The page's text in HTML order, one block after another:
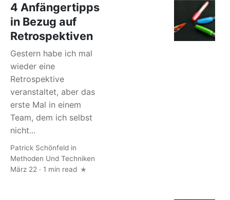
4 Anfängertipps
in Bezug auf
Retrospektiven
Gestern habe ich mal
wieder eine
Retrospektive
veranstaltet, aber das
erste Mal in einem
Team, dem ich selbst
nicht...
Patrick Schönfeld in
Methoden Und Techniken
März 22 · 1 min read